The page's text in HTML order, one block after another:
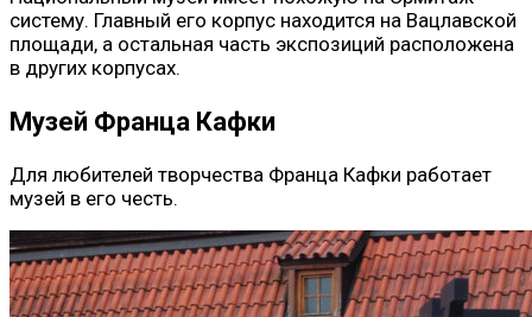
систему. Главный его корпус находится на Вацлавской
площади, а остальная часть экспозиций расположена
в других корпусах.
Музей Франца Кафки
Для любителей творчества Франца Кафки работает
музей в его честь.